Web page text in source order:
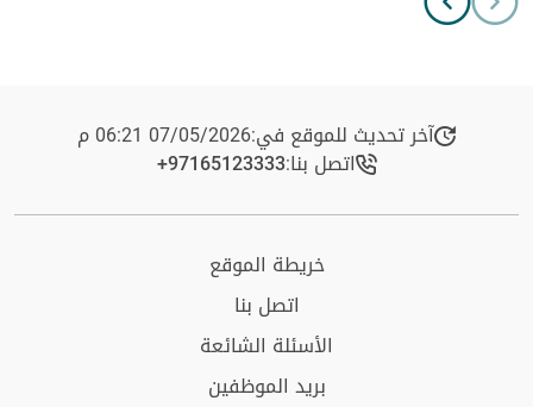
آخر تحديث للموقع في:07/05/2026 06:21 م
اتصل بنا:+97165123333​
خريطة الموقع
اتصل بنا
الأسئلة الشائعة
بريد الموظفين